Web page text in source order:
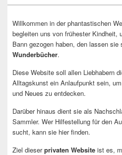
Willkommen in der phantastischen
begleiten uns von frühester Kindheit,
Bann gezogen haben, den lassen
Wunderbücher.
Diese Website soll allen Liebhabern
Alltagskunst ein Anlaufpunkt sein,
und Neues zu entdecken.
Darüber hinaus dient sie als
Sammler. Wer Hilfestellung für den
sucht, kann sie hier finden.
Ziel dieserprivaten Website ist es,